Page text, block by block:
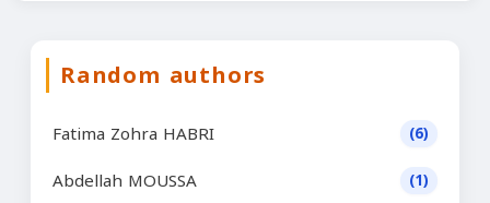
Random authors
Fatima Zohra HABRI (6)
Abdellah MOUSSA (1)